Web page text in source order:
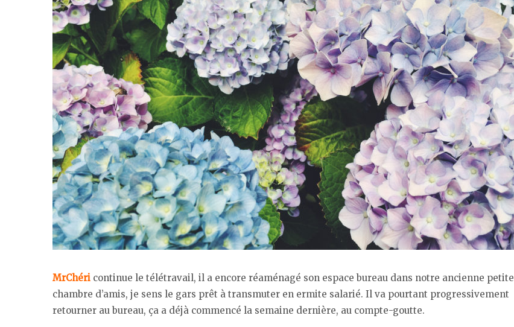
MrChéri continue le télétravail, il a encore réaménagé son espace bureau dans notre ancienne petite
chambre d’amis, je sens le gars prêt à transmuter en ermite salarié. Il va pourtant progressivement
retourner au bureau, ça a déjà commencé la semaine dernière, au compte-goutte.